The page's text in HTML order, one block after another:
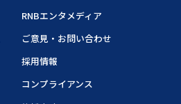
RNBエンタメディア
ご意見・お問い合わせ
採用情報
コンプライアンス